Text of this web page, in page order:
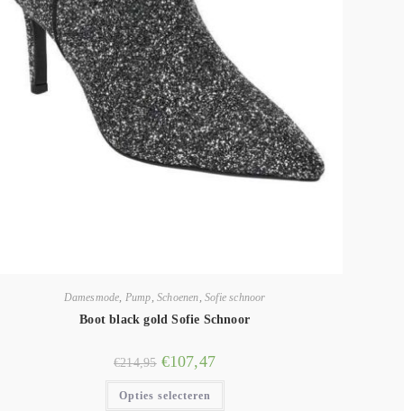
Damesmode, Pump, Schoenen, Sofie schnoor
Boot black gold Sofie Schnoor
€214,95 €107,47
Opties selecteren